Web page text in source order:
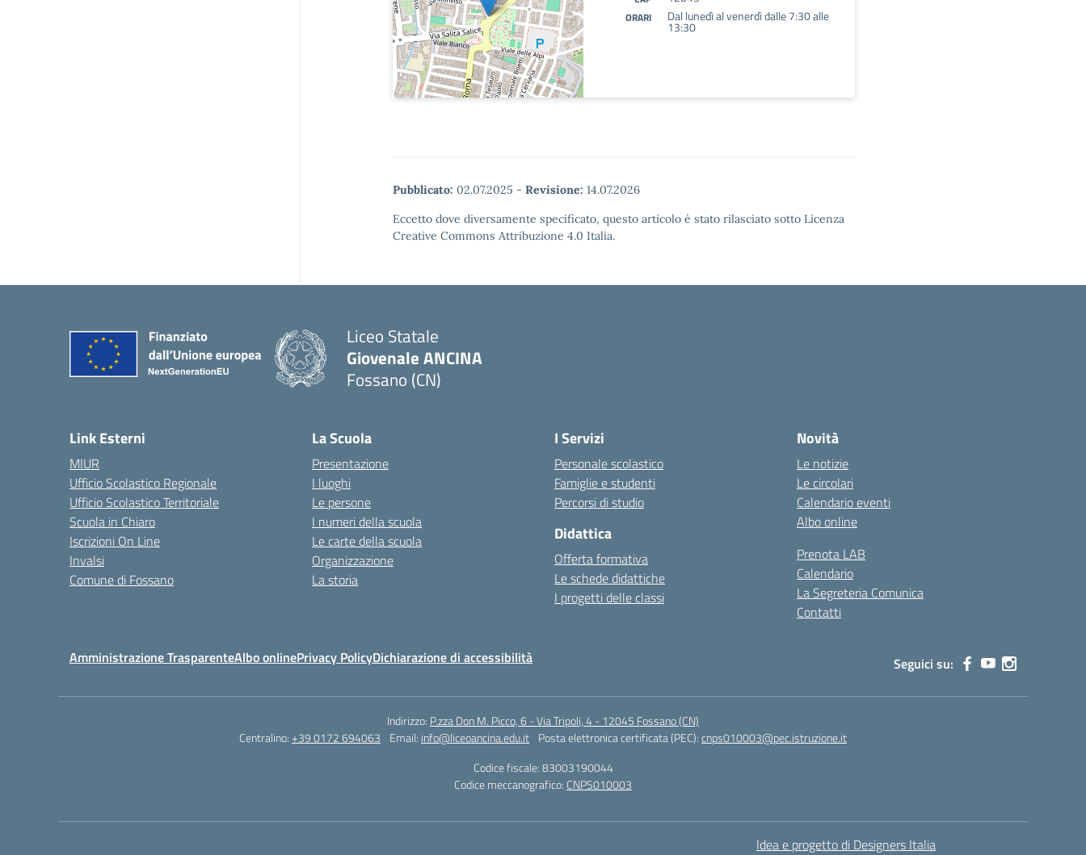
ORARI Dal lunedì al venerdì dalle 7:30 alle
13:30
Pubblicato: 02.07.2025 - Revisione: 14.07.2026
Eccetto dove diversamente specificato, questo articolo è stato rilasciato sotto Licenza
Creative Commons Attribuzione 4.0 Italia.
Liceo Statale
Giovenale ANCINA
Fossano (CN)
Link Esterni
MIUR
Ufficio Scolastico Regionale
Ufficio Scolastico Territoriale
Scuola in Chiaro
Iscrizioni On Line
Invalsi
Comune di Fossano
La Scuola
Presentazione
I luoghi
Le persone
I numeri della scuola
Le carte della scuola
Organizzazione
La storia
I Servizi
Personale scolastico
Famiglie e studenti
Percorsi di studio
Didattica
Offerta formativa
Le schede didattiche
I progetti delle classi
Novità
Le notizie
Le circolari
Calendario eventi
Albo online
Prenota LAB
Calendario
La Segreteria Comunica
Contatti
Amministrazione TrasparenteAlbo onlinePrivacy PolicyDichiarazione di accessibilità Seguici su:
Indirizzo: P.zza Don M. Picco, 6 - Via Tripoli, 4 - 12045 Fossano (CN)
Centralino:+39 0172 694063 Email: info@liceoancina.edu.it Posta elettronica certificata (PEC):cnps010003@pec.istruzione.it
Codice fiscale: 83003190044
Codice meccanografico: CNPS010003
Idea e progetto di Designers Italia